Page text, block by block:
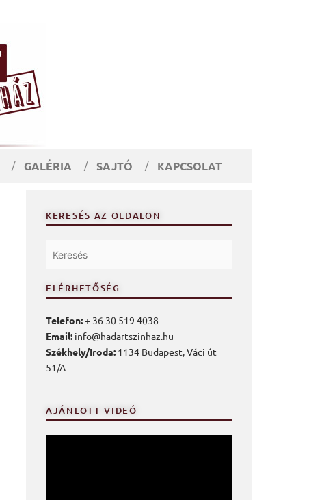
GALÉRIA SAJTÓ KAPCSOLAT
KERESÉS AZ OLDALON
ELÉRHETŐSÉG
Telefon:+ 36 30 519 4038
Email: info@hadartszinhaz.hu
Székhely/Iroda: 1134 Budapest, Váci út
51/A
AJÁNLOTT VIDEÓ